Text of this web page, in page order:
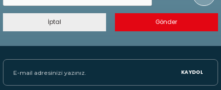
İptal Gönder
KAYDOL